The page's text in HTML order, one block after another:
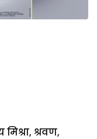
मिश्रा, श्रवण,